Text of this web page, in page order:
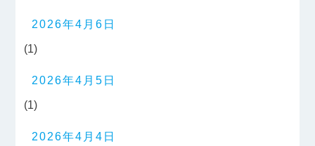
2026年4月6日
(1)
2026年4月5日
(1)
2026年4月4日